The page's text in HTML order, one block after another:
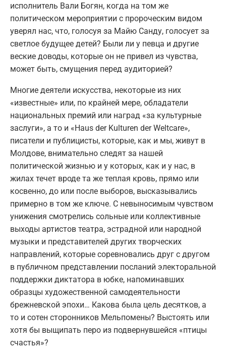
исполнитель Вали Богян, когда на том же
политическом мероприятии с пророческим видом
уверял нас, что, голосуя за Майю Санду, голосует за
светлое будущее детей? Были ли у певца и другие
веские доводы, которые он не привел из чувства,
может быть, смущения перед аудиторией?
Многие деятели искусства, некоторые из них
«известные» или, по крайней мере, обладатели
национальных премий или наград «за культурные
заслуги», а то и «Haus der Kulturen der Weltcare»,
писатели и публицисты, которые, как и мы, живут в
Молдове, внимательно следят за нашей
политической жизнью и у которых, как и у нас, в
жилах течет вроде та же теплая кровь, прямо или
косвенно, до или после выборов, высказывались
примерно в том же ключе. С невыносимым чувством
унижения смотрелись сольные или коллективные
выходы артистов театра, эстрадной или народной
музыки и представителей других творческих
направлений, которые соревновались друг с другом
в публичном представлении посланий электоральной
поддержки диктатора в юбке, напоминавших
образцы художественной самодеятельности
брежневской эпохи… Какова была цель десятков, а
то и сотен сторонников Мельпомены? Выстоять или
хотя бы выщипать перо из подвернувшейся «птицы
счастья»?